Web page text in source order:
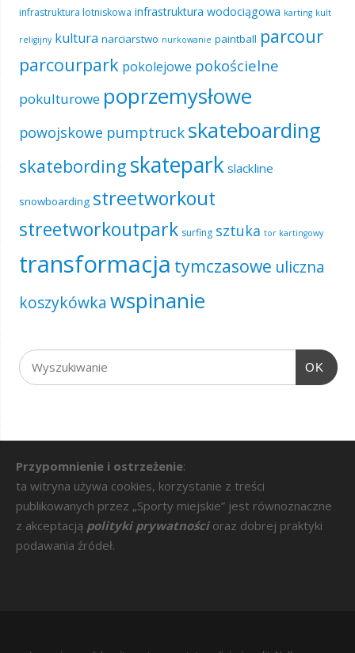
infrastruktura lotniskowa infrastruktura wodociągowa karting kult
religijny kultura narciarstwo nurkowanie paintball parcour
parcourpark pokolejowe pokościelne
pokulturowe poprzemysłowe
powojskowe pumptruck skateboarding
skatebording skatepark slackline
snowboarding streetworkout
streetworkoutpark surfing sztuka tor kartingowy
transformacja tymczasowe uliczna
koszykówka wspinanie
OK
Przypomnienie i ostrzeżenie:
ta witryna używa cookies, korzystanie z treści
publikowanych przez „Sporty miejskie” jest równoznaczne
z akceptacją polityki prywatności oraz dobrej praktyki
podawania źródeł.